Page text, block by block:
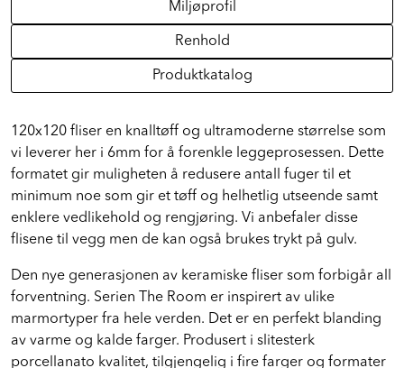
Miljøprofil
Renhold
Produktkatalog
120x120 fliser en knalltøff og ultramoderne størrelse som
vi leverer her i 6mm for å forenkle leggeprosessen. Dette
formatet gir muligheten å redusere antall fuger til et
minimum noe som gir et tøff og helhetlig utseende samt
enklere vedlikehold og rengjøring. Vi anbefaler disse
flisene til vegg men de kan også brukes trykt på gulv.
Den nye generasjonen av keramiske fliser som forbigår all
forventning. Serien The Room er inspirert av ulike
marmortyper fra hele verden. Det er en perfekt blanding
av varme og kalde farger. Produsert i slitesterk
porcellanato kvalitet, tilgjengelig i fire farger og formater